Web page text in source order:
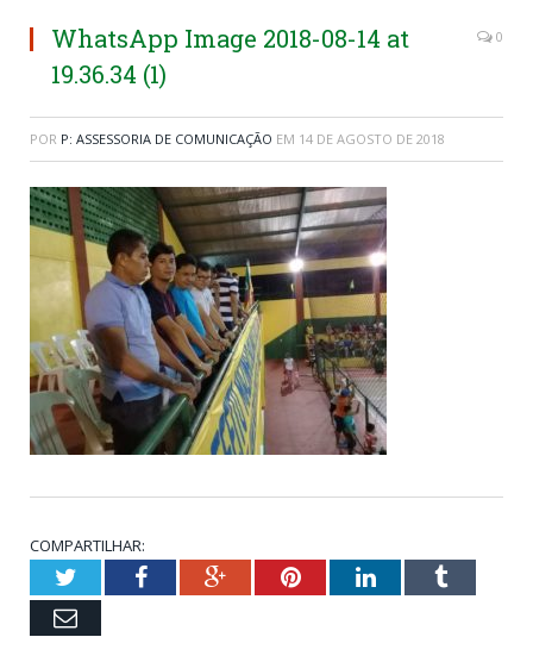
WhatsApp Image 2018-08-14 at
19.36.34 (1)
0
POR P: ASSESSORIA DE COMUNICAÇÃO EM 14 DE AGOSTO DE 2018
COMPARTILHAR:
TwitterFacebookGoogle+PinterestLinkedInTumblr
Email